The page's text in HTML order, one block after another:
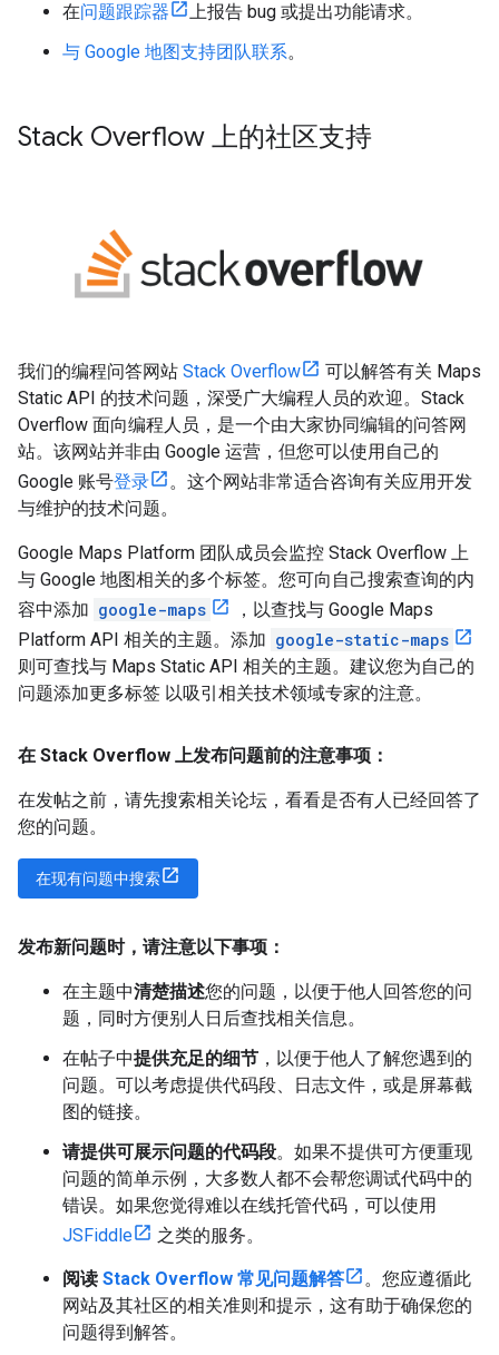
在问题跟踪器
上报告 bug 或提出功能请求。
与 Google 地图支持团队联系。
Stack Overflow 上的社区支持
我们的编程问答网站 Stack Overflow
可以解答有关 Maps
Static API 的技术问题，深受广大编程人员的欢迎。Stack
Overflow 面向编程人员，是一个由大家协同编辑的问答网
站。该网站并非由 Google 运营，但您可以使用自己的
Google 账号登录
。这个网站非常适合咨询有关应用开发
与维护的技术问题。
Google Maps Platform 团队成员会监控 Stack Overflow 上
与 Google 地图相关的多个标签。您可向自己搜索查询的内
容中添加 google-maps
，以查找与 Google Maps
Platform API 相关的主题。添加 google-static-maps
则可查找与 Maps Static API 相关的主题。建议您为自己的
问题添加更多标签 以吸引相关技术领域专家的注意。
在 Stack Overflow 上发布问题前的注意事项：
在发帖之前，请先搜索相关论坛，看看是否有人已经回答了
您的问题。
在现有问题中搜索
发布新问题时，请注意以下事项：
在主题中清楚描述您的问题，以便于他人回答您的问
题，同时方便别人日后查找相关信息。
在帖子中提供充足的细节 ，以便于他人了解您遇到的
问题。可以考虑提供代码段、日志文件，或是屏幕截
图的链接。
请提供可展示问题的代码段。如果不提供可方便重现
问题的简单示例，大多数人都不会帮您调试代码中的
错误。如果您觉得难以在线托管代码，可以使用
JSFiddle
之类的服务。
阅读 Stack Overflow 常见问题解答
。您应遵循此
网站及其社区的相关准则和提示，这有助于确保您的
问题得到解答。